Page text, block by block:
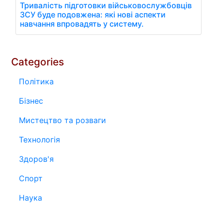
Тривалість підготовки військовослужбовців
ЗСУ буде подовжена: які нові аспекти
навчання впровадять у систему.
Categories
Політика
Бізнес
Мистецтво та розваги
Технологія
Здоров'я
Спорт
Наука